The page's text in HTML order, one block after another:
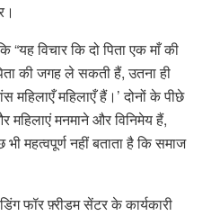
“यह विचार कि दो पिता एक माँ की
की जगह ले सकती हैं, उतना ही
महिलाएँ महिलाएँ हैं।’ दोनों के पीछे
महिलाएं मनमाने और विनिमेय हैं,
महत्वपूर्ण नहीं बताता है कि समाज
फॉर फ़्रीडम सेंटर के कार्यकारी